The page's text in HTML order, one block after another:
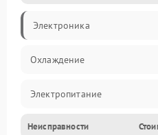
Электроника
Охлаждение
Электропитание
Видео
Неисправности